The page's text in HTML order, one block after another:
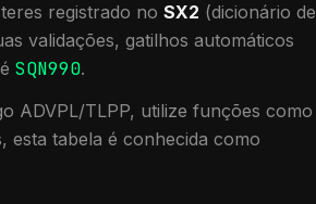
registrado no SX2 (dicionário de
validações, gatilhos automáticos
SQN990.
ADVPL/TLPP, utilize funções como
esta tabela é conhecida como